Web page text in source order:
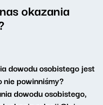
okazania
dowodu osobistego jest
powinniśmy?
dowodu osobistego,